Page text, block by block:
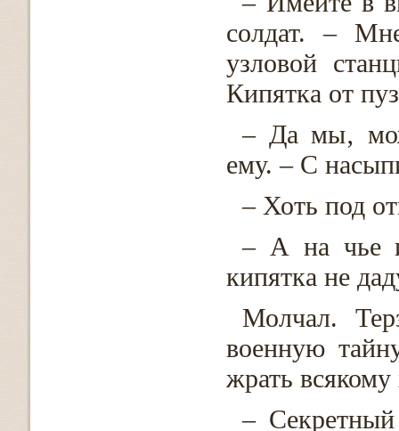
солдат. –
узловой
Кипятка от
– Да мы‚
ему. – С
– Хоть под
– А на чье
кипятка не
Молчал.
военную
жрать всякому
–